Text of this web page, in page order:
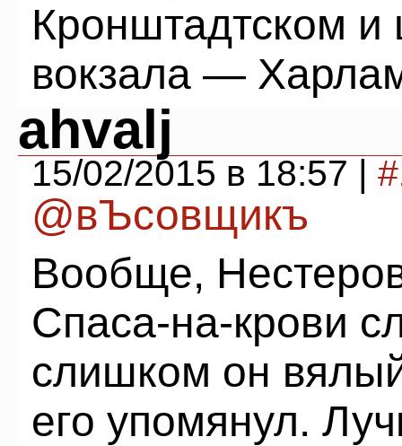
Кронштадтском и
вокзала —
ahvalj
15/02/2015 в 18:57 |
@вЪсовщикъ
Вообще,
Спаса-на-крови
слишком он
его упомянул.